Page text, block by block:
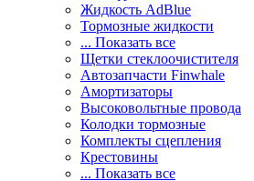
Жидкость AdBlue
Тормозные жидкости
... Показать все
Щетки стеклоочистителя
Автозапчасти Finwhale
Амортизаторы
Высоковольтные провода
Колодки тормозные
Комплекты сцепления
Крестовины
... Показать все